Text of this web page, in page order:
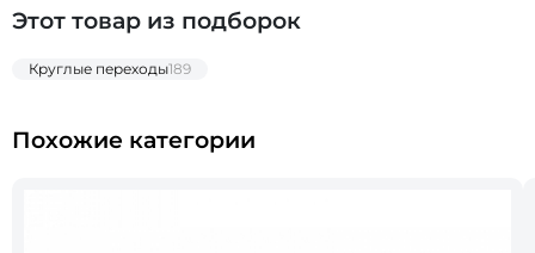
Этот товар из подборок
Круглые переходы189
Похожие категории